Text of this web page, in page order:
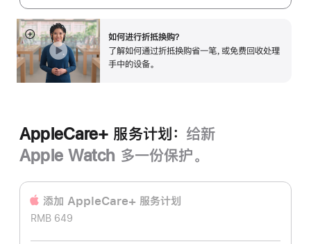
如何进行折抵换购？
了解如何通过折抵换购省一笔，或免费回收处理
手中的设备。
展
开
AppleCare+ 服务计划： 给新
Apple Watch 多一份保护。
添加 AppleCare+ 服务计‍划
RMB 649